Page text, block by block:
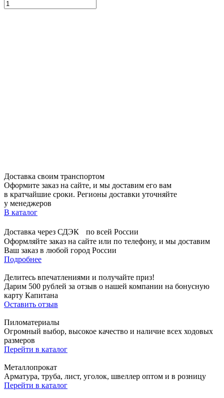
Доставка своим транспортом
Оформите заказ на сайте, и мы доставим его вам
в кратчайшие сроки. Регионы доставки уточняйте
у менеджеров
В каталог
Доставка через СДЭК по всей России
Оформляйте заказ на сайте или по телефону, и мы доставим
Ваш заказ в любой город России
Подробнее
Делитесь впечатлениями и получайте приз!
Дарим 500 рублей за отзыв о нашей компании на бонусную
карту Капитана
Оставить отзыв
Пиломатериалы
Огромный выбор, высокое качество и наличие всех ходовых
размеров
Перейти в каталог
Металлопрокат
Арматура, труба, лист, уголок, швеллер оптом и в розницу
Перейти в каталог